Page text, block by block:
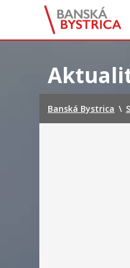
Banská Bystrica \